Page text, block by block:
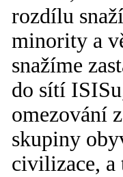
rozdílu
minority a
snažíme
do sítí
omezování
skupiny
civilizace, a